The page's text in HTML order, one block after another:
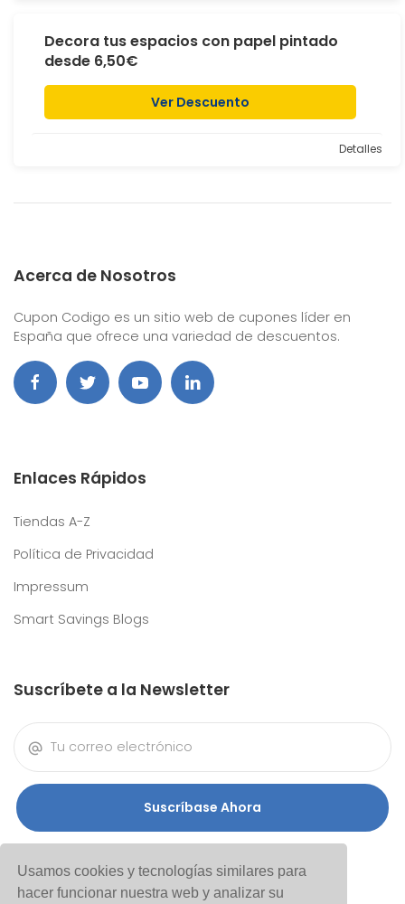
Usamos cookies y tecnologías similares para
hacer funcionar nuestra web y analizar su
Decora tus espacios con papel pintado
desde 6,50€
Ver Descuento
Detalles
Acerca de Nosotros
Cupon Codigo es un sitio web de cupones líder en
España que ofrece una variedad de descuentos.
Enlaces Rápidos
Tiendas A-Z
Política de Privacidad
Impressum
Smart Savings Blogs
Suscríbete a la Newsletter
Suscríbase Ahora